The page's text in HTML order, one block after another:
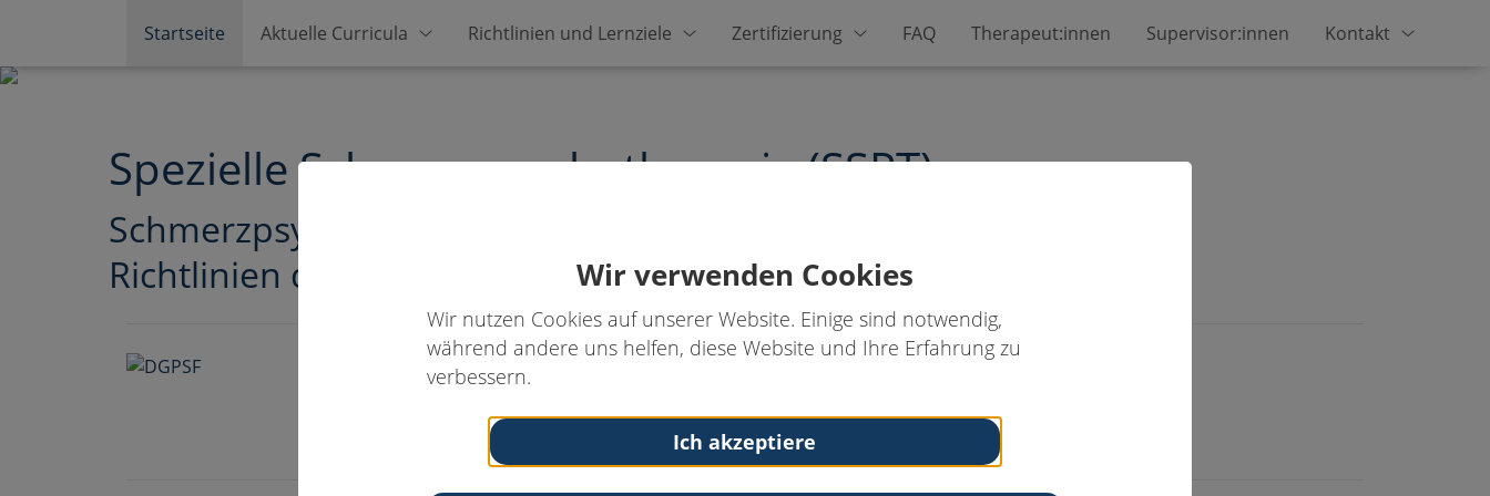
Wir verwenden Cookies
Wir nutzen Cookies auf unserer Website. Einige sind notwendig,
während andere uns helfen, diese Website und Ihre Erfahrung zu
verbessern.
Ich akzeptiere
Startseite Aktuelle Curricula Richtlinien und Lernziele Zertifizierung FAQ Therapeut:innen Supervisor:innen Kontakt
Spezielle Schmerzpsychotherapie (SSPT)
Schmerzpsychotherapie-Ausbildung nach gemeinsamen
Richtlinien deutscher Schmerzgesellschaften